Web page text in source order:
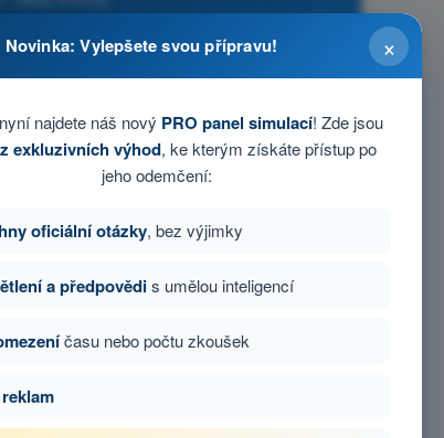
×
Novinka: Vylepšete svou přípravu!
najdete náš nový PRO panel simulací! Zde jsou
exkluzivních výhod, ke kterým získáte přístup po
jeho odemčení:
oficiální otázky, bez výjimky
a předpovědis umělou inteligencí
času nebo počtu zkoušek